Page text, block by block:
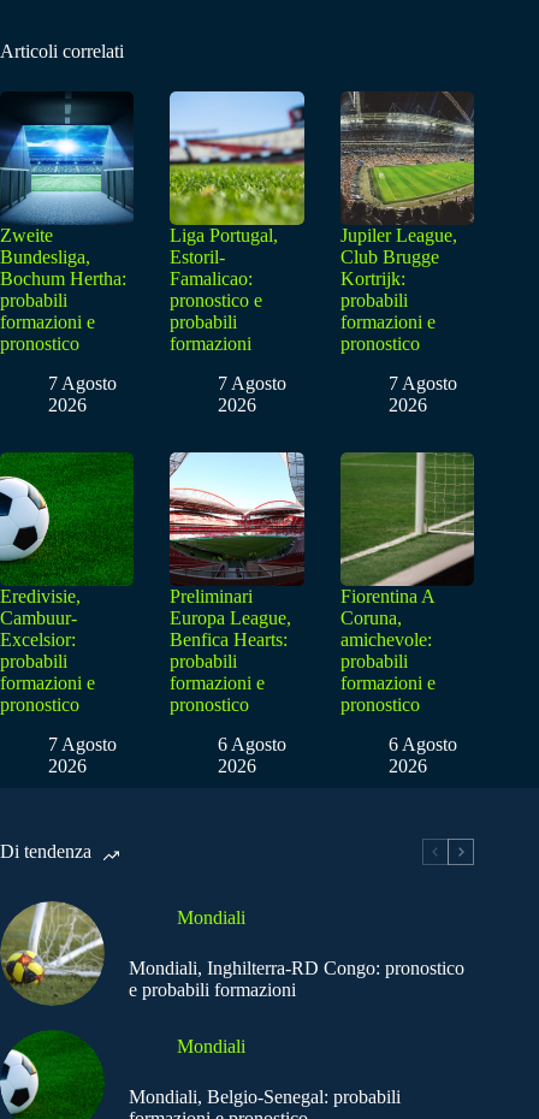
Articoli correlati
Zweite
Bundesliga,
Bochum Hertha:
probabili
formazioni e
pronostico
7 Agosto
2026
Liga Portugal,
Estoril-
Famalicao:
pronostico e
probabili
formazioni
7 Agosto
2026
Jupiler League,
Club Brugge
Kortrijk:
probabili
formazioni e
pronostico
7 Agosto
2026
Eredivisie,
Cambuur-
Excelsior:
probabili
formazioni e
pronostico
7 Agosto
2026
Preliminari
Europa League,
Benfica Hearts:
probabili
formazioni e
pronostico
6 Agosto
2026
Fiorentina A
Coruna,
amichevole:
probabili
formazioni e
pronostico
6 Agosto
2026
Di tendenza
Mondiali
Mondiali, Inghilterra-RD Congo: pronostico
e probabili formazioni
Mondiali
Mondiali, Belgio-Senegal: probabili